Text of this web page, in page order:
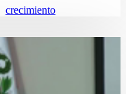
crecimiento